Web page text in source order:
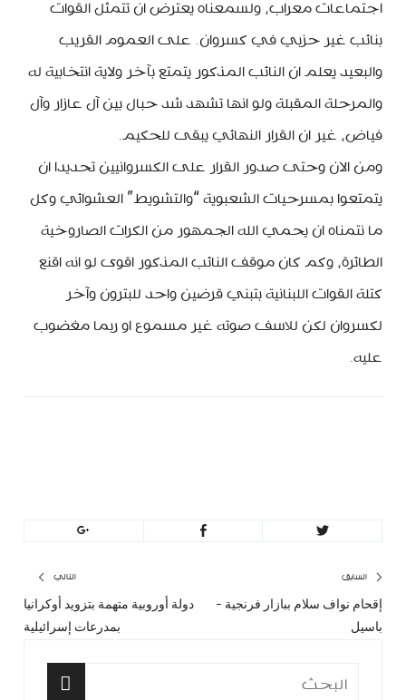
اجتماعات معراب، ولسمعناه يعترض ان تتمثل القوات
بنائب غير حزبي في كسروان. على العموم القريب
والبعيد يعلم ان النائب المذكور يتمتع بآخر ولاية انتخابية له
والمرحلة المقبلة ولو انها تشهد شد حبال بين آل عازار وآل
فياض، غير ان القرار النهائي يبقى للحكيم.
ومن الان وحتى صدور القرار على الكسروانيين تحديدا ان
يتمتعوا بمسرحيات الشعبوية “والتشويط” العشوائي وكل
ما نتمناه ان يحمي الله الجمهور من الكرات الصاروخية
الطائرة، وكم كان موقف النائب المذكور اقوى لو انه اقنع
كتلة القوات اللبنانية بتبني قرضين واحد للبترون وآخر
لكسروان لكن للاسف صوته غير مسموع او ربما مغضوب
عليه.
تصفّح
المقالات
السابق
المقال
إقحام نواف سلام ببازار فرنجية –
باسيل
التالي
دولة أوروبية متهمة بتزويد أوكرانيا
بمدرعات إسرائيلية
البحث